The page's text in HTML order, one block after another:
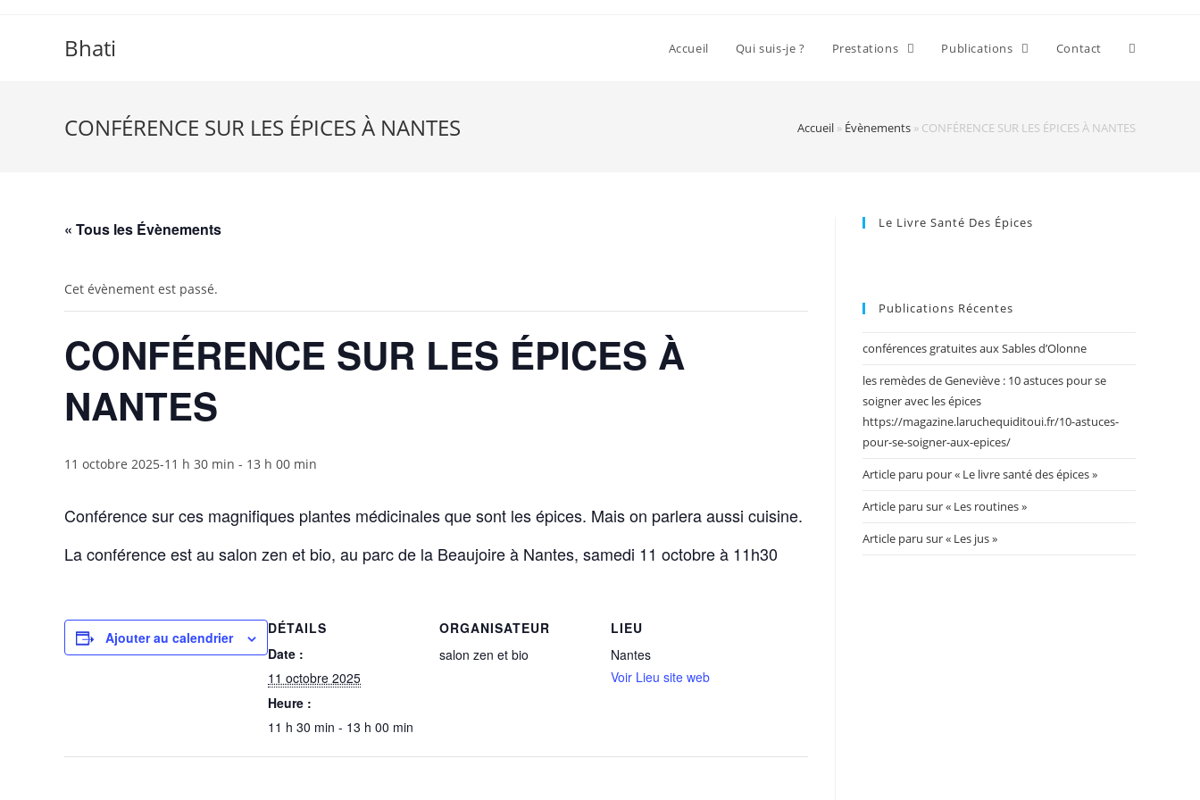
Bhati Accueil Qui suis-je ? Prestations Publications Contact
CONFÉRENCE SUR LES ÉPICES À NANTES Accueil » Évènements » CONFÉRENCE SUR LES ÉPICES À NANTES
« Tous les Évènements
Cet évènement est passé.
CONFÉRENCE SUR LES ÉPICES À
NANTES
11 octobre 2025-11 h 30 min - 13 h 00 min
Conférence sur ces magnifiques plantes médicinales que sont les épices. Mais on parlera aussi cuisine.
La conférence est au salon zen et bio, au parc de la Beaujoire à Nantes, samedi 11 octobre à 11h30
Ajouter au calendrier
DÉTAILS
Date :
11 octobre 2025
Heure :
11 h 30 min - 13 h 00 min
ORGANISATEUR
salon zen et bio
LIEU
Nantes
Voir Lieu site web
Le Livre Santé Des Épices
Publications Récentes
conférences gratuites aux Sables d’Olonne
les remèdes de Geneviève : 10 astuces pour se
soigner avec les épices
https://magazine.laruchequiditoui.fr/10-astuces-
pour-se-soigner-aux-epices/
Article paru pour « Le livre santé des épices »
Article paru sur « Les routines »
Article paru sur « Les jus »